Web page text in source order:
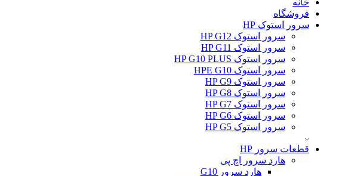
خانه
فروشگاه
سرور استوک HP
سرور استوک HP G12
سرور استوک HP G11
سرور استوک HP G10 PLUS
سرور استوک HPE G10
سرور استوک HP G9
سرور استوک HP G8
سرور استوک HP G7
سرور استوک HP G6
سرور استوک HP G5
قطعات سرور HP
هارد سرور اچ پی
هارد سرور G10